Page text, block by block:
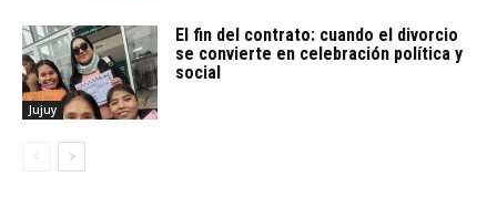
Jujuy
El fin del contrato: cuando el divorcio
se convierte en celebración política y
social